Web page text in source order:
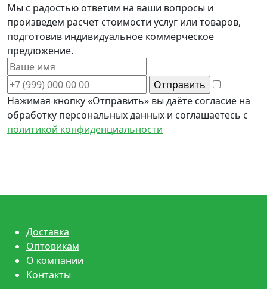
Мы с радостью ответим на ваши вопросы и
произведем расчет стоимости услуг или товаров,
подготовив индивидуальное коммерческое
предложение.
Нажимая кнопку «Отправить» вы даёте согласие на
обработку персональных данных и соглашаетесь с
политикой конфиденциальности
Доставка
Оптовикам
О компании
Контакты